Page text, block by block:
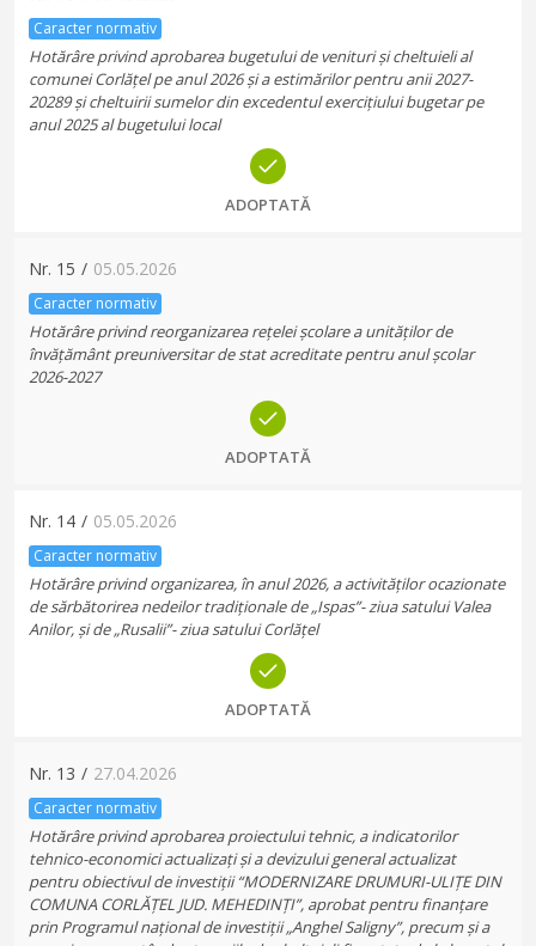
Caracter normativ
Hotărâre privind aprobarea bugetului de venituri și cheltuieli al
comunei Corlățel pe anul 2026 și a estimărilor pentru anii 2027-
20289 și cheltuirii sumelor din excedentul exercițiului bugetar pe
anul 2025 al bugetului local
ADOPTATĂ
Nr. 15 / 05.05.2026
Caracter normativ
Hotărâre privind reorganizarea rețelei școlare a unităților de
învățământ preuniversitar de stat acreditate pentru anul școlar
2026-2027
ADOPTATĂ
Nr. 14 / 05.05.2026
Caracter normativ
Hotărâre privind organizarea, în anul 2026, a activităților ocazionate
de sărbătorirea nedeilor tradiționale de „Ispas”- ziua satului Valea
Anilor, și de „Rusalii”- ziua satului Corlățel
ADOPTATĂ
Nr. 13 / 27.04.2026
Caracter normativ
Hotărâre privind aprobarea proiectului tehnic, a indicatorilor
tehnico-economici actualizați și a devizului general actualizat
pentru obiectivul de investiții “MODERNIZARE DRUMURI-ULIȚE DIN
COMUNA CORLĂȚEL JUD. MEHEDINȚI”, aprobat pentru finanțare
prin Programul național de investiții „Anghel Saligny”, precum și a